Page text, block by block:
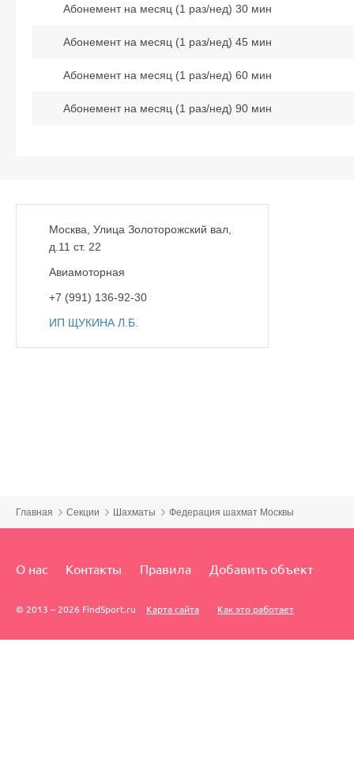
Абонемент на месяц (1 раз/нед) 30 мин
Абонемент на месяц (1 раз/нед) 45 мин
Абонемент на месяц (1 раз/нед) 60 мин
Абонемент на месяц (1 раз/нед) 90 мин
Москва, Улица Золоторожский вал,
д.11 ст. 22
Авиамоторная
+7 (991) 136-92-30
ИП ЩУКИНА Л.Б.
Главная Секции Шахматы Федерация шахмат Москвы
О нас Контакты Правила Добавить объект
© 2013 – 2026 FindSport.ru Карта сайта Как это работает